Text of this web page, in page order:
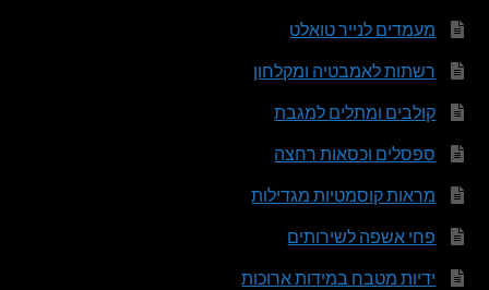
מעמדים לנייר טואלט
רשתות לאמבטיה ומקלחון
קולבים ומתלים למגבת
ספסלים וכסאות רחצה
מראות קוסמטיות מגדילות
פחי אשפה לשירותים
ידיות מטבח במידות ארוכות